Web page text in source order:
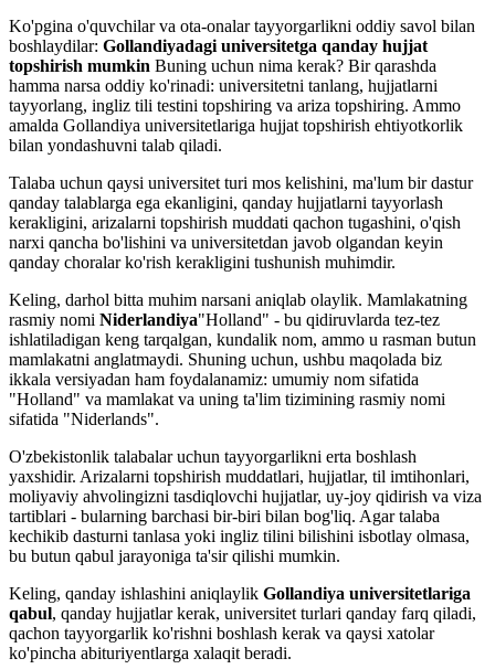
Ko'pgina o'quvchilar va ota-onalar tayyorgarlikni oddiy savol bilan
boshlaydilar: Gollandiyadagi universitetga qanday hujjat
topshirish mumkin Buning uchun nima kerak? Bir qarashda
hamma narsa oddiy ko'rinadi: universitetni tanlang, hujjatlarni
tayyorlang, ingliz tili testini topshiring va ariza topshiring. Ammo
amalda Gollandiya universitetlariga hujjat topshirish ehtiyotkorlik
bilan yondashuvni talab qiladi.
Talaba uchun qaysi universitet turi mos kelishini, ma'lum bir dastur
qanday talablarga ega ekanligini, qanday hujjatlarni tayyorlash
kerakligini, arizalarni topshirish muddati qachon tugashini, o'qish
narxi qancha bo'lishini va universitetdan javob olgandan keyin
qanday choralar ko'rish kerakligini tushunish muhimdir.
Keling, darhol bitta muhim narsani aniqlab olaylik. Mamlakatning
rasmiy nomi Niderlandiya"Holland" - bu qidiruvlarda tez-tez
ishlatiladigan keng tarqalgan, kundalik nom, ammo u rasman butun
mamlakatni anglatmaydi. Shuning uchun, ushbu maqolada biz
ikkala versiyadan ham foydalanamiz: umumiy nom sifatida
"Holland" va mamlakat va uning ta'lim tizimining rasmiy nomi
sifatida "Niderlands".
O'zbekistonlik talabalar uchun tayyorgarlikni erta boshlash
yaxshidir. Arizalarni topshirish muddatlari, hujjatlar, til imtihonlari,
moliyaviy ahvolingizni tasdiqlovchi hujjatlar, uy-joy qidirish va viza
tartiblari - bularning barchasi bir-biri bilan bog'liq. Agar talaba
kechikib dasturni tanlasa yoki ingliz tilini bilishini isbotlay olmasa,
bu butun qabul jarayoniga ta'sir qilishi mumkin.
Keling, qanday ishlashini aniqlaylik Gollandiya universitetlariga
qabul, qanday hujjatlar kerak, universitet turlari qanday farq qiladi,
qachon tayyorgarlik ko'rishni boshlash kerak va qaysi xatolar
ko'pincha abituriyentlarga xalaqit beradi.